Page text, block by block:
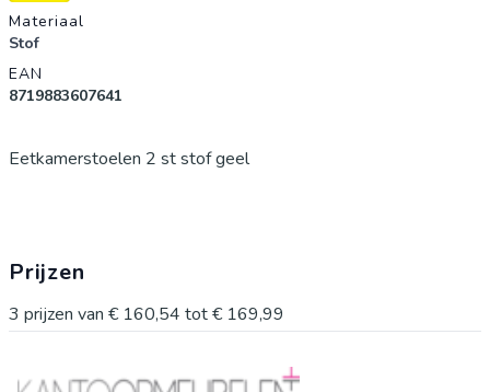
Materiaal
Stof
EAN
8719883607641
Eetkamerstoelen 2 st stof geel
Prijzen
3 prijzen van € 160,54 tot€ 169,99